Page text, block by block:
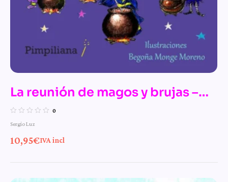
La reunión de magos y brujas –
n.º 11 de Las mágicas aventuras
de la bruja Pamplinas
0
Sergio Luz
10,95€IVA incl